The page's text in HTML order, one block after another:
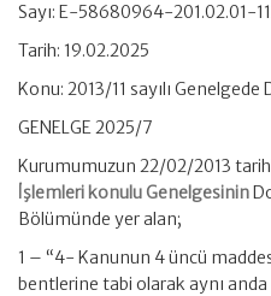
Sayı: E-58680964-201.02.01-
Tarih: 19.02.2025
Konu: 2013/11 sayılı Genelgede
GENELGE 2025/7
Kurumumuzun 22/02/2013
İşlemleri konulu Genelgesinin
Bölümünde yer alan;
1 – “4- Kanunun 4 üncü
bentlerine tabi olarak aynı